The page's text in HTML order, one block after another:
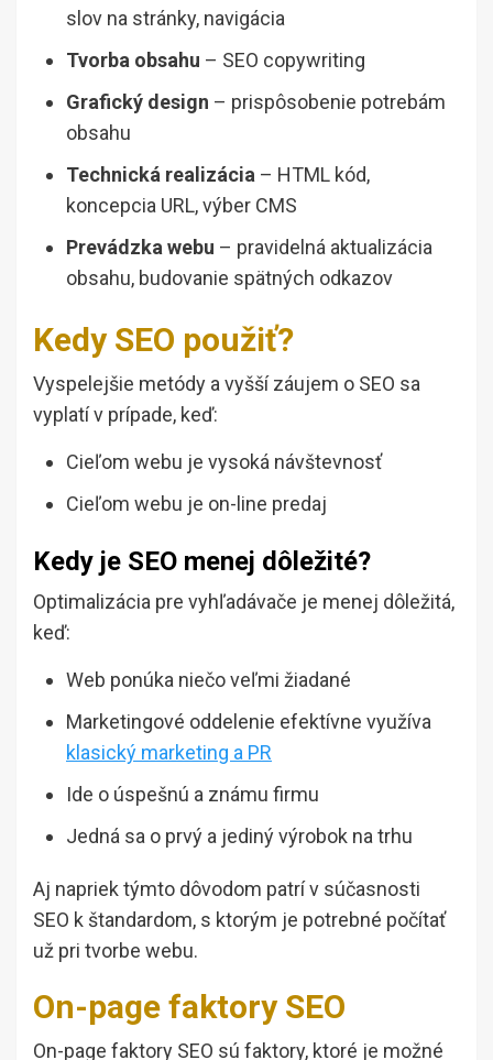
slov na stránky, navigácia
Tvorba obsahu – SEO copywriting
Grafický design – prispôsobenie potrebám
obsahu
Technická realizácia – HTML kód,
koncepcia URL, výber CMS
Prevádzka webu – pravidelná aktualizácia
obsahu, budovanie spätných odkazov
Kedy SEO použiť?
Vyspelejšie metódy a vyšší záujem o SEO sa
vyplatí v prípade, keď:
Cieľom webu je vysoká návštevnosť
Cieľom webu je on-line predaj
Kedy je SEO menej dôležité?
Optimalizácia pre vyhľadávače je menej dôležitá,
keď:
Web ponúka niečo veľmi žiadané
Marketingové oddelenie efektívne využíva
klasický marketing a PR
Ide o úspešnú a známu firmu
Jedná sa o prvý a jediný výrobok na trhu
Aj napriek týmto dôvodom patrí v súčasnosti
SEO k štandardom, s ktorým je potrebné počítať
už pri tvorbe webu.
On-page faktory SEO
On-page faktory SEO sú faktory, ktoré je možné